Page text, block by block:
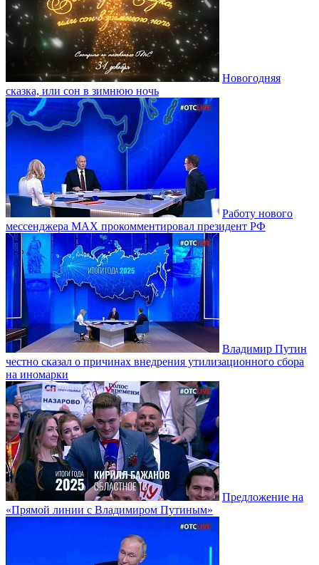
Новогодняя
сказка, или сон в зимнюю ночь
Работу нового
мессенджера MAX прокомментировал президент РФ
Владимир Путин
честно сказал о причинах внедрения утилизационного сбора
на иномарки
Предложение на
«Прямой линии с Владимиром Путиным»